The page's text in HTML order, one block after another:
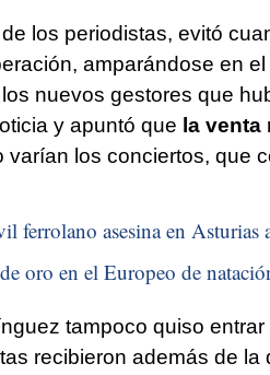
los periodistas, evitó
amparándose en
nuevos gestores que
y apuntó que la venta
varían los conciertos, que
ferrolano asesina en Asturias
oro en el Europeo de
tampoco quiso
recibieron además de